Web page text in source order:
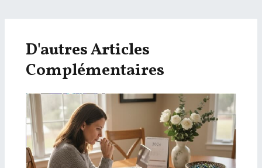
D'autres Articles
Complémentaires